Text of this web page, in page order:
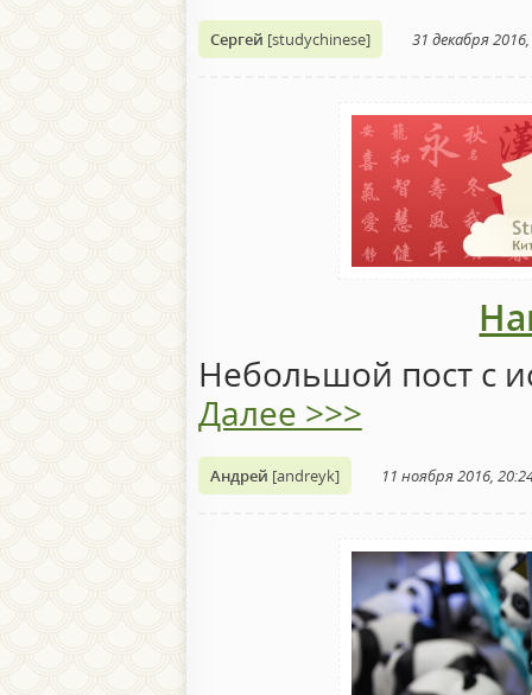
Сергей [studychinese] 31 декабря
Небольшой пост с
Далее >>>
Андрей [andreyk] 11 ноября 2016,